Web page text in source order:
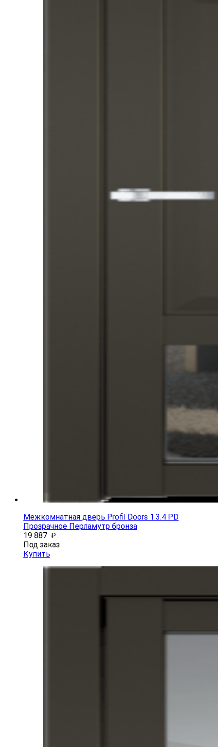
Межкомнатная дверь Profil Doors 1.3.4 PD
Прозрачное Перламутр бронза
19 887 ₽
Под заказ
Купить